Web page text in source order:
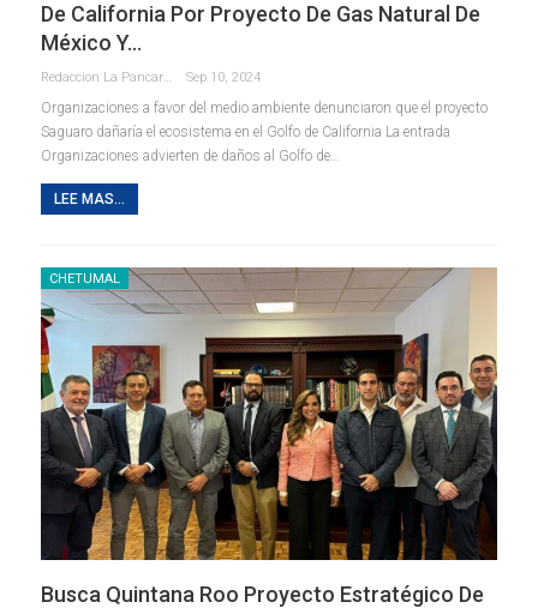
De California Por Proyecto De Gas Natural De
México Y…
Redaccion La Pancarta De Quintana Roo Sep 10, 2024
Organizaciones a favor del medio ambiente denunciaron que el proyecto
Saguaro dañaría el ecosistema en el Golfo de California La entrada
Organizaciones advierten de daños al Golfo de…
LEE MAS...
CHETUMAL
Busca Quintana Roo Proyecto Estratégico De